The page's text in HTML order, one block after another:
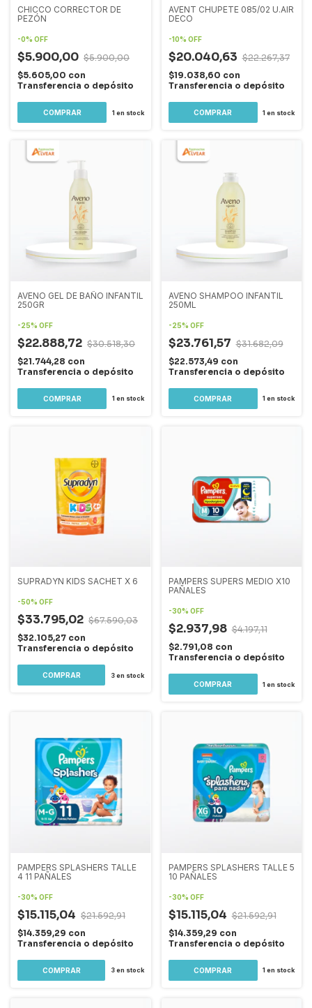
CHICCO CORRECTOR DE
PEZÓN
-0% OFF
$5.900,00 $5.900,00
$5.605,00 con
Transferencia o depósito
1 en stock
AVENT CHUPETE 085/02 U.AIR
DECO
-10% OFF
$20.040,63 $22.267,37
$19.038,60 con
Transferencia o depósito
1 en stock
AVENO GEL DE BAÑO INFANTIL
250GR
-25% OFF
$22.888,72 $30.518,30
$21.744,28 con
Transferencia o depósito
1 en stock
AVENO SHAMPOO INFANTIL
250ML
-25% OFF
$23.761,57 $31.682,09
$22.573,49 con
Transferencia o depósito
1 en stock
SUPRADYN KIDS SACHET X 6
-50% OFF
$33.795,02 $67.590,03
$32.105,27 con
Transferencia o depósito
3en stock
PAMPERS SUPERS MEDIO X10
PAÑALES
-30% OFF
$2.937,98 $4.197,11
$2.791,08 con
Transferencia o depósito
1 en stock
PAMPERS SPLASHERS TALLE
4 11 PAÑALES
-30% OFF
$15.115,04 $21.592,91
$14.359,29 con
Transferencia o depósito
3en stock
PAMPERS SPLASHERS TALLE 5
10 PAÑALES
-30% OFF
$15.115,04 $21.592,91
$14.359,29 con
Transferencia o depósito
1 en stock